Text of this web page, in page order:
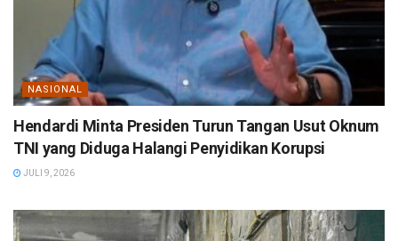
NASIONAL
Hendardi Minta Presiden Turun Tangan Usut Oknum
TNI yang Diduga Halangi Penyidikan Korupsi
JULI 9, 2026